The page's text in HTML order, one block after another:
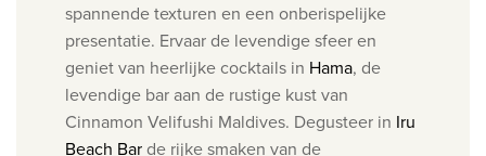
spannende texturen en een onberispelijke
presentatie. Ervaar de levendige sfeer en
geniet van heerlijke cocktails in Hama, de
levendige bar aan de rustige kust van
Cinnamon Velifushi Maldives. Degusteer in Iru
Beach Barde rijke smaken van de